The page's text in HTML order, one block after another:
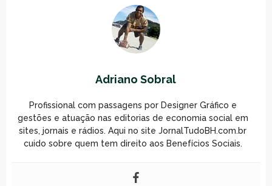
Adriano Sobral
Profissional com passagens por Designer Gráfico e
gestões e atuação nas editorias de economia social em
sites, jornais e rádios. Aqui no site JornalTudoBH.com.br
cuido sobre quem tem direito aos Benefícios Sociais.